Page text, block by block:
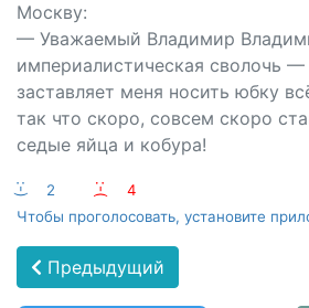
Москву:
— Уважаемый Владимир
империалистическая сволочь —
заставляет меня носить юбку
так что скоро, совсем скоро
седые яйца и кобура!
:-) 2 :-(
4
Чтобы проголосовать, установите
Предыдущий